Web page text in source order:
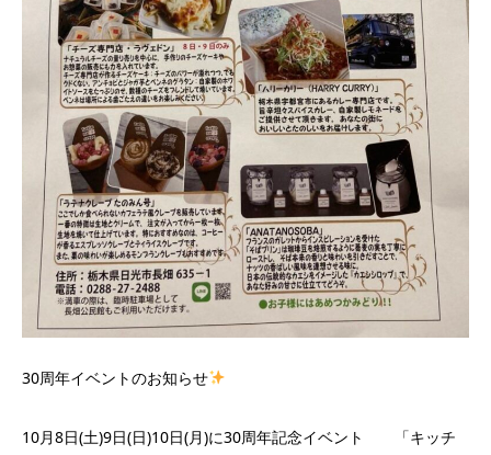
30周年イベントのお知らせ
10月8日(土)9日(日)10日(月)に30周年記念イベント 「キッチ